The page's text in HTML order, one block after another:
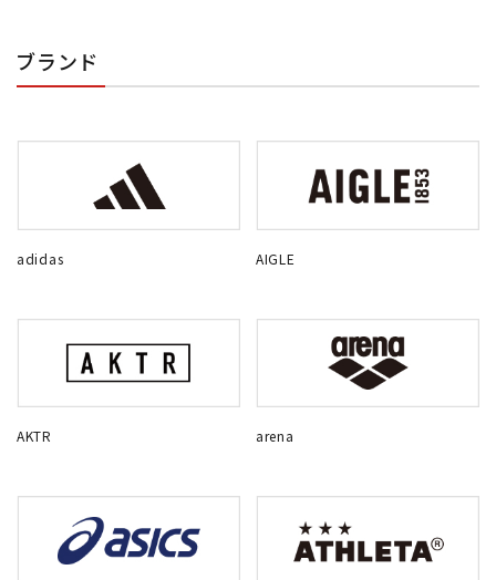
ブランド
adidas AIGLE
AKTR arena